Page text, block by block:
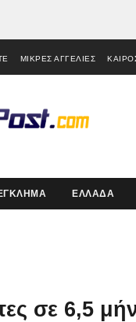
ΜΙΚΡΕΣ ΑΓΓΕΛΙΕΣ
ΕΛΛΑΔΑ
σε 6,5